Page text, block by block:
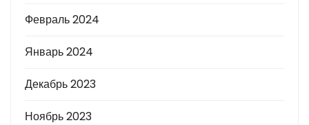
Февраль 2024
Январь 2024
Декабрь 2023
Ноябрь 2023